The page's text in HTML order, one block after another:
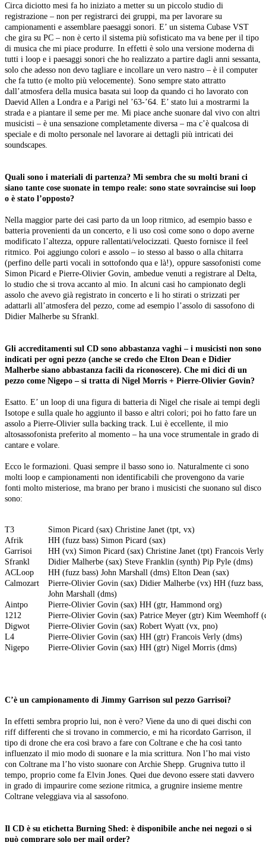
Circa diciotto mesi fa ho iniziato a metter su un piccolo studio di
registrazione – non per registrarci dei gruppi, ma per lavorare su
campionamenti e assemblare paesaggi sonori. E’ un sistema Cubase VST
che gira su PC – non è certo il sistema più sofisticato ma va bene per il tipo
di musica che mi piace produrre. In effetti è solo una versione moderna di
tutti i loop e i paesaggi sonori che ho realizzato a partire dagli anni sessanta,
solo che adesso non devo tagliare e incollare un vero nastro – è il computer
che fa tutto (e molto più velocemente). Sono sempre stato attratto
dall’atmosfera della musica basata sui loop da quando ci ho lavorato con
Daevid Allen a Londra e a Parigi nel ’63-’64. E’ stato lui a mostrarmi la
strada e a piantare il seme per me. Mi piace anche suonare dal vivo con altri
musicisti – è una sensazione completamente diversa – ma c’è qualcosa di
speciale e di molto personale nel lavorare ai dettagli più intricati dei
soundscapes.
Quali sono i materiali di partenza? Mi sembra che su molti brani ci
siano tante cose suonate in tempo reale: sono state sovraincise sui loop
o è stato l’opposto?
Nella maggior parte dei casi parto da un loop ritmico, ad esempio basso e
batteria provenienti da un concerto, e li uso così come sono o dopo averne
modificato l’altezza, oppure rallentati/velocizzati. Questo fornisce il feel
ritmico. Poi aggiungo colori e assolo – io stesso al basso o alla chitarra
(perfino delle parti vocali in sottofondo qua e là!), oppure sassofonisti come
Simon Picard e Pierre-Olivier Govin, ambedue venuti a registrare al Delta,
lo studio che si trova accanto al mio. In alcuni casi ho campionato degli
assolo che avevo già registrato in concerto e li ho stirati o strizzati per
adattarli all’atmosfera del pezzo, come ad esempio l’assolo di sassofono di
Didier Malherbe su Sfrankl.
Gli accreditamenti sul CD sono abbastanza vaghi – i musicisti non sono
indicati per ogni pezzo (anche se credo che Elton Dean e Didier
Malherbe siano abbastanza facili da riconoscere). Che mi dici di un
pezzo come Nigepo – si tratta di Nigel Morris + Pierre-Olivier Govin?
Esatto. E’ un loop di una figura di batteria di Nigel che risale ai tempi degli
Isotope e sulla quale ho aggiunto il basso e altri colori; poi ho fatto fare un
assolo a Pierre-Olivier sulla backing track. Lui è eccellente, il mio
altosassofonista preferito al momento – ha una voce strumentale in grado di
cantare e volare.
Ecco le formazioni. Quasi sempre il basso sono io. Naturalmente ci sono
molti loop e campionamenti non identificabili che provengono da varie
fonti molto misteriose, ma brano per brano i musicisti che suonano sul disco
sono:
T3
Simon Picard (sax) Christine Janet (tpt, vx)
Afrik
HH (fuzz bass) Simon Picard (sax)
Garrisoi
HH (vx) Simon Picard (sax) Christine Janet (tpt) Francois Verly
Sfrankl
Didier Malherbe (sax) Steve Franklin (synth) Pip Pyle (dms)
ACLoop
HH (fuzz bass) John Marshall (dms) Elton Dean (sax)
Calmozart
Pierre-Olivier Govin (sax) Didier Malherbe (vx) HH (fuzz
John Marshall (dms)
Aintpo
Pierre-Olivier Govin (sax) HH (gtr, Hammond org)
1212
Pierre-Olivier Govin (sax) Patrice Meyer (gtr) Kim Weemhoff
Digwot
Pierre-Olivier Govin (sax) Robert Wyatt (vx, pno)
L4
Pierre-Olivier Govin (sax) HH (gtr) Francois Verly (dms)
Nigepo
Pierre-Olivier Govin (sax) HH (gtr) Nigel Morris (dms)
C’è un campionamento di Jimmy Garrison sul pezzo Garrisoi?
In effetti sembra proprio lui, non è vero? Viene da uno di quei dischi con
riff differenti che si trovano in commercio, e mi ha ricordato Garrison, il
tipo di drone che era così bravo a fare con Coltrane e che ha così tanto
influenzato il mio modo di suonare e la mia scrittura. Non l’ho mai visto
con Coltrane ma l’ho visto suonare con Archie Shepp. Grugniva tutto il
tempo, proprio come fa Elvin Jones. Quei due devono essere stati davvero
in grado di impaurire come sezione ritmica, a grugnire insieme mentre
Coltrane veleggiava via al sassofono.
Il CD è su etichetta Burning Shed: è disponibile anche nei negozi o si
può comprare solo per mail order?